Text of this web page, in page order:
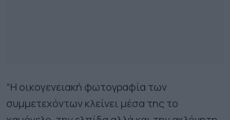
“Η οικογενειακή φωτογραφία των
συμμετεχόντων κλείνει μέσα της το